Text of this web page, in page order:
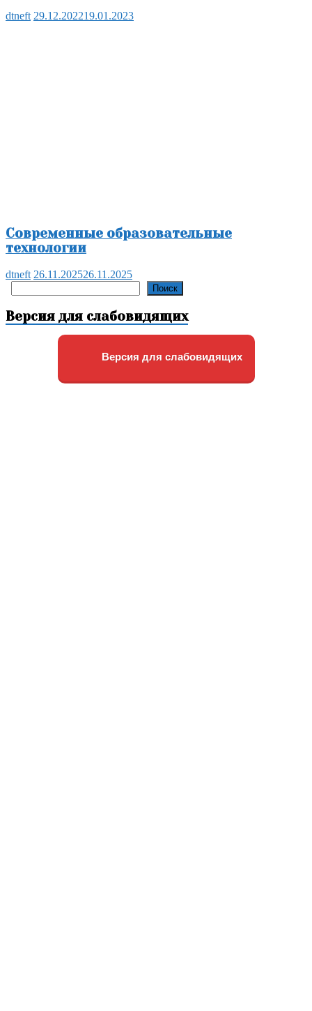
dtneft 29.12.202219.01.2023
Современные образовательные
технологии
dtneft 26.11.202526.11.2025
Поиск
Версия для слабовидящих
Версия для слабовидящих